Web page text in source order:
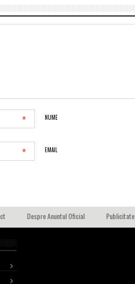
NUME
*
EMAIL
*
Despre Anuntul Oficial Publicitate